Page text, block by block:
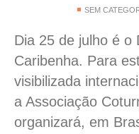
SEM
Dia 25 de julho é o
Caribenha. Para
visibilizada
a Associação
organizará, em